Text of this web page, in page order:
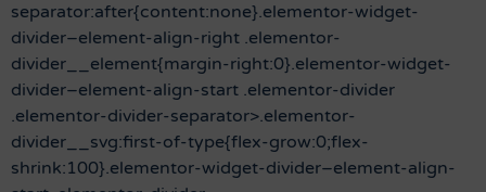
separator:after{content:none}.elementor-widget-
divider–element-align-right .elementor-
divider__element{margin-right:0}.elementor-widget-
divider–element-align-start .elementor-divider
.elementor-divider-separator>.elementor-
divider__svg:first-of-type{flex-grow:0;flex-
shrink:100}.elementor-widget-divider–element-align-